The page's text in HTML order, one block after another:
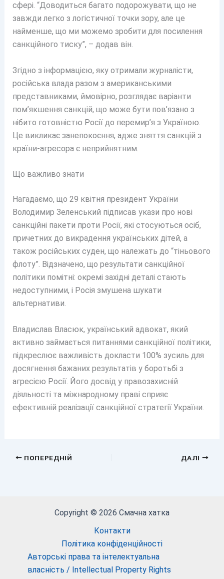
сфері. “Доводиться багато подорожувати, що не
завжди легко з логістичної точки зору, але це
найменше, що ми можемо зробити для посилення
санкційного тиску”, – додав він.
Згідно з інформацією, яку отримали журналісти,
російська влада разом з американськими
представниками, ймовірно, розглядає варіанти
пом’якшення санкцій, що може бути пов’язано з
нібито готовністю Росії до перемир’я з Україною.
Це викликає занепокоєння, адже зняття санкцій з
країни-агресора є неприйнятним.
Що важливо знати
Нагадаємо, що 29 квітня президент України
Володимир Зеленський підписав укази про нові
санкційні пакети проти Росії, які стосуються осіб,
причетних до викрадення українських дітей, а
також російських суден, що належать до “тіньового
флоту”. Відзначено, що результати санкційної
політики помітні: окремі західні деталі стають
недоступними, і Росія змушена шукати
альтернативи.
Владислав Власюк, український адвокат, який
активно займається питаннями санкційної політики,
підкреслює важливість докласти 100% зусиль для
досягнення бажаних результатів у боротьбі з
агресією Росії. Його досвід у правозахисній
діяльності та міжнародному праві сприяє
ефективній реалізації санкційної стратегії України.
ПОПЕРЕДНІЙ ДАЛІ
Copyright © 2026 Смачна хатка
Контакти
Політика конфіденційності
Авторські права та інтелектуальна
власність / Intellectual Property Rights